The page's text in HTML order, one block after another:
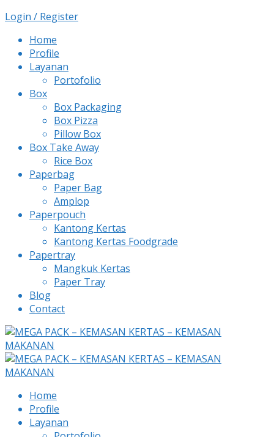
Login / Register
Home
Profile
Layanan
Portofolio
Box
Box Packaging
Box Pizza
Pillow Box
Box Take Away
Rice Box
Paperbag
Paper Bag
Amplop
Paperpouch
Kantong Kertas
Kantong Kertas Foodgrade
Papertray
Mangkuk Kertas
Paper Tray
Blog
Contact
Home
Profile
Layanan